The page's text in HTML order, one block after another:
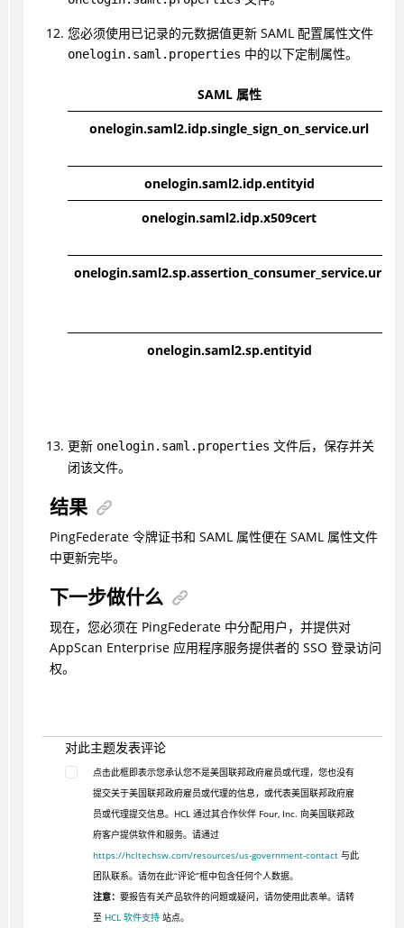
您必须使用已记录的元数据值更新 SAML 配置属性文件
onelogin.saml.properties 中的以下定制属性。
SAML 属性
onelogin.saml2.idp.single_sign_on_service.url
onelogin.saml2.idp.entityid
onelogin.saml2.idp.x509cert
onelogin.saml2.sp.assertion_consumer_service.url
onelogin.saml2.sp.entityid
更新 onelogin.saml.properties 文件后，保存并关
闭该文件。
结果
PingFederate 令牌证书和 SAML 属性便在 SAML 属性文件
中更新完毕。
下一步做什么
现在，您必须在 PingFederate 中分配用户，并提供对
AppScan Enterprise 应用程序服务提供者的 SSO 登录访问
权。
对此主题发表评论
点击此框即表示您承认您不是美国联邦政府雇员或代理，您也没有
提交关于美国联邦政府雇员或代理的信息，或代表美国联邦政府雇
员或代理提交信息。HCL 通过其合作伙伴 Four, Inc. 向美国联邦政
府客户提供软件和服务。请通过
https://hcltechsw.com/resources/us-government-contact与此
团队联系。请勿在此“评论”框中包含任何个人数据。
注意： 要报告有关产品软件的问题或疑问，请勿使用此表单。请转
至 HCL 软件支持站点。